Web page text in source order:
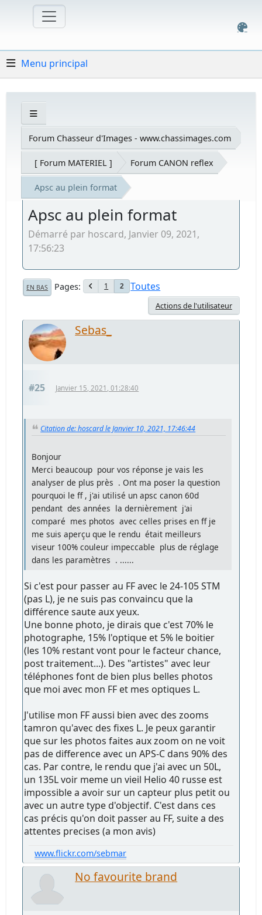
Menu principal
Forum Chasseur d'Images - www.chassimages.com
[ Forum MATERIEL ] Forum CANON reflex
Apsc au plein format
Apsc au plein format
Démarré par hoscard, Janvier 09, 2021,
17:56:23
EN BAS Pages 1 2 Toutes
Actions de l'utilisateur
Sebas_
#25 Janvier 15, 2021, 01:28:40
Citation de: hoscard le Janvier 10, 2021, 17:46:44
Bonjour
Merci beaucoup pour vos réponse je vais les
analyser de plus près . Ont ma poser la question
pourquoi le ff , j'ai utilisé un apsc canon 60d
pendant des années la dernièrement j'ai
comparé mes photos avec celles prises en ff je
me suis aperçu que le rendu était meilleurs
viseur 100% couleur impeccable plus de réglage
dans les paramètres . ......
Si c'est pour passer au FF avec le 24-105 STM
(pas L), je ne suis pas convaincu que la
différence saute aux yeux.
Une bonne photo, je dirais que c'est 70% le
photographe, 15% l'optique et 5% le boitier
(les 10% restant vont pour le facteur chance,
post traitement...). Des "artistes" avec leur
téléphones font de bien plus belles photos
que moi avec mon FF et mes optiques L.
J'utilise mon FF aussi bien avec des zooms
tamron qu'avec des fixes L. Je peux garantir
que sur les photos faites aux zoom on ne voit
pas de difference avec un APS-C dans 90% des
cas. Par contre, le rendu que j'ai avec un 50L,
un 135L voir meme un vieil Helio 40 russe est
impossible a avoir sur un capteur plus petit ou
avec un autre type d'objectif. C'est dans ces
cas précis qu'on doit passer au FF, suite a des
attentes precises (a mon avis)
www.flickr.com/sebmar
No favourite brand